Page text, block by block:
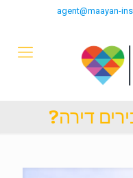
agent@maayan-
דירה?